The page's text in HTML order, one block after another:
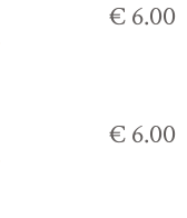
€ 6.00
€ 6.00